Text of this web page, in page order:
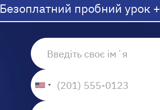
Безоплатний пробний урок +